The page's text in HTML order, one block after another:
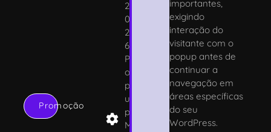
Promoção
2
0
2
6
P
o
p
u
p
M
importantes,
exigindo
interação do
visitante com o
popup antes de
continuar a
navegação em
áreas específicas
do seu
WordPress.